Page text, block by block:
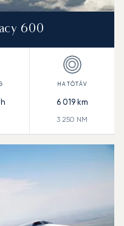
600
6 019km
3 250 NM